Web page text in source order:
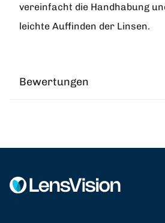
vereinfacht die Handhabung
leichte Auffinden der Linsen.
Bewertungen